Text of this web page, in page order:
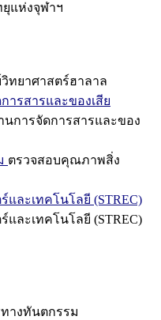
แห่งจุฬาฯ
ทยาศาสตร์ฮาลาล
ารสารและของเสีย
นการจัดการสารและของ
ตรวจสอบคุณภาพสิ่ง
และเทคโนโลยี (STREC)
และเทคโนโลยี (STREC)
างทันตกรรม